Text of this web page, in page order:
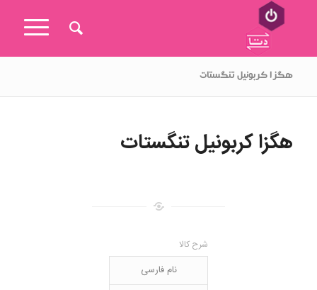
هگزا کربونیل تنگستات
هگزا کربونیل تنگستات
شرح کالا
نام فارسی